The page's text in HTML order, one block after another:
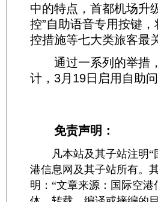
中的特点，首都机场升
控”自助语音专用按键
控措施等七大类旅客最
通过一系列的举措，
计，3月19日启用自助
免责声明：
凡本站及其子站注明“
港信息网及其子站所有。
明：“文章来源：国际空